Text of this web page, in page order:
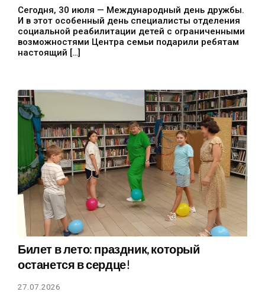
Сегодня, 30 июля — Международный день дружбы.
И в этот особенный день специалисты отделения
социальной реабилитации детей с ограниченными
возможностями Центра семьи подарили ребятам
настоящий […]
Билет в лето: праздник, который
останется в сердце!
27.07.2026